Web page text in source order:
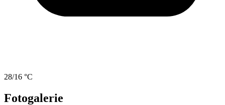
28/16 °C
Fotogalerie